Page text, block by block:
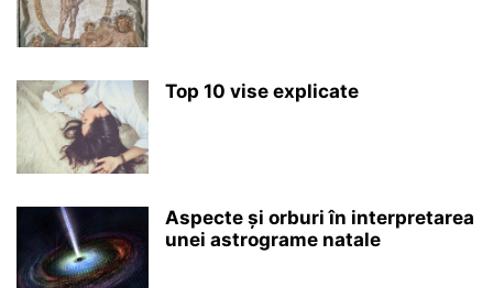
Top 10 vise explicate
Aspecte și orburi în interpretarea
unei astrograme natale